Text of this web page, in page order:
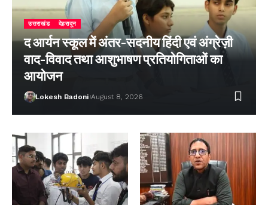
उत्तराखंड देहरादून
द आर्यन स्कूल में अंतर-सदनीय हिंदी एवं अंग्रेज़ी
वाद-विवाद तथा आशुभाषण प्रतियोगिताओं का
आयोजन
Lokesh Badoni August 8, 2026